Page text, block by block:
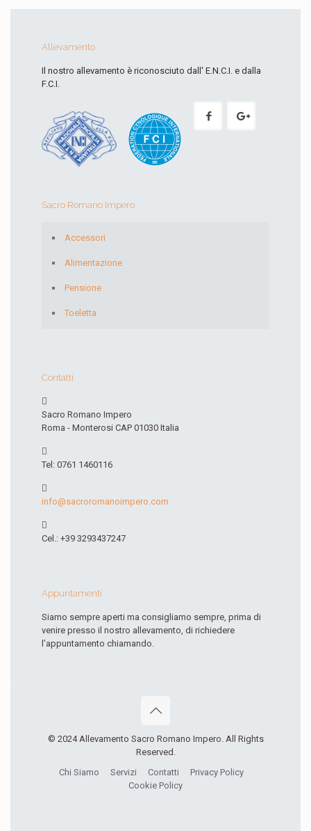
Allevamento
Il nostro allevamento è riconosciuto dall' E.N.C.I. e dalla
F.C.I.
Sacro Romano Impero
Accessori
Alimentazione
Pensione
Toeletta
Contatti
Sacro Romano Impero
Roma - Monterosi CAP 01030 Italia
Tel: 0761 1460116
info@sacroromanoimpero.com
Cel.: +39 3293437247
Appuntamenti
Siamo sempre aperti ma consigliamo sempre, prima di
venire presso il nostro allevamento, di richiedere
l’appuntamento chiamando.
© 2024 Allevamento Sacro Romano Impero. All Rights
Reserved.
Chi Siamo
Servizi Contatti
Privacy Policy
Cookie Policy